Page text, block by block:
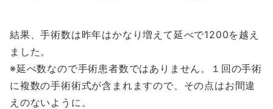
結果、手術数は昨年はかなり増えて延べで1200を越え
ました。
※延べ数なので手術患者数ではありません。１回の手術
に複数の手術術式が含まれますので、その点はお間違
えのないように。